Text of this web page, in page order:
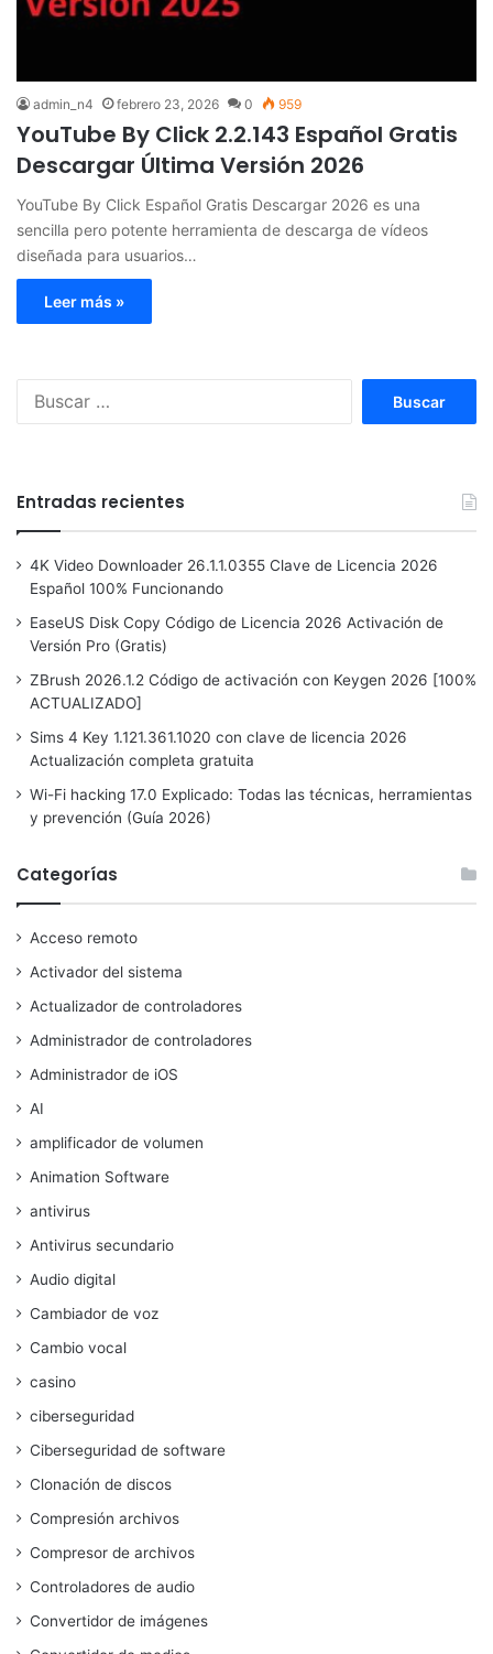
admin_n4 febrero 23, 2026 0 959
YouTube By Click 2.2.143 Español Gratis
Descargar Última Versión 2026
YouTube By Click Español Gratis Descargar 2026 es una
sencilla pero potente herramienta de descarga de vídeos
diseñada para usuarios…
Leer más »
Entradas recientes
4K Video Downloader 26.1.1.0355 Clave de Licencia 2026
Español 100% Funcionando
EaseUS Disk Copy Código de Licencia 2026 Activación de
Versión Pro (Gratis)
ZBrush 2026.1.2 Código de activación con Keygen 2026 [100%
ACTUALIZADO]
Sims 4 Key 1.121.361.1020 con clave de licencia 2026
Actualización completa gratuita
Wi-Fi hacking 17.0 Explicado: Todas las técnicas, herramientas
y prevención (Guía 2026)
Categorías
Acceso remoto
Activador del sistema
Actualizador de controladores
Administrador de controladores
Administrador de iOS
AI
amplificador de volumen
Animation Software
antivirus
Antivirus secundario
Audio digital
Cambiador de voz
Cambio vocal
casino
ciberseguridad
Ciberseguridad de software
Clonación de discos
Compresión archivos
Compresor de archivos
Controladores de audio
Convertidor de imágenes